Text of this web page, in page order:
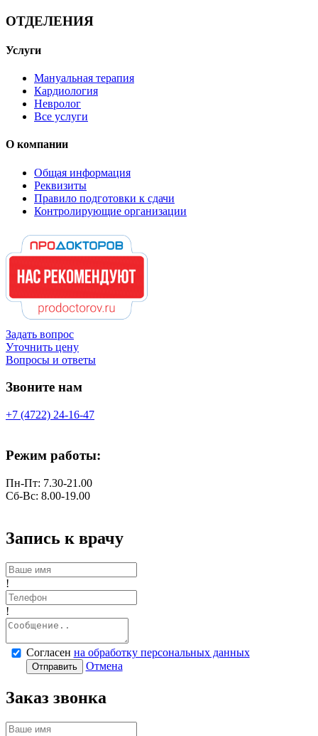
ОТДЕЛЕНИЯ
Услуги
Мануальная терапия
Кардиология
Невролог
Все услуги
О компании
Общая информация
Реквизиты
Правило подготовки к сдачи
Контролирующие организации
Задать вопрос
Уточнить цену
Вопросы и ответы
Звоните нам
+7 (4722) 24-16-47
Режим работы:
Пн-Пт: 7.30-21.00
Сб-Вс: 8.00-19.00
Запись к врачу
!
!
Согласен на обработку персональных данных
Отправить Отмена
Заказ звонка